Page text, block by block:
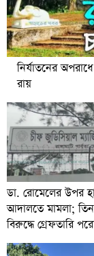
নির্যাতনের
রায়
ডা. রোমেলের উপর
আদালতে মামলা;
বিরুদ্ধে গ্রেফতারি